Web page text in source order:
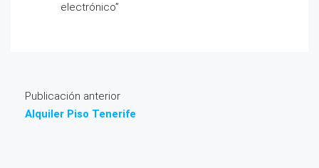
electrónico”
Publicación anterior
Alquiler Piso Tenerife